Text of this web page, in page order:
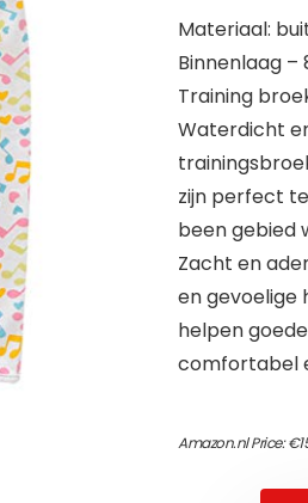
Materiaal:
Binnenlaag –
Training
Waterdicht
zijn perfect
been gebied
Zacht en
en gevoelige
helpen
comfortabel
Amazon.nl Price:€